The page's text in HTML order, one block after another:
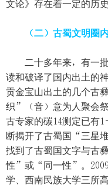
文论》存在着一定的历史
（二）古蜀文明圈
二十多年来，有一批
读和破译了国内出土的
贡金宝山出土的几个古
织”（音）意为人聚会
古专家的碳14测定已有
断揭开了古蜀国“三星
找到了古蜀国文字与古
性”或“同一性”。2009
学、西南民族大学三所